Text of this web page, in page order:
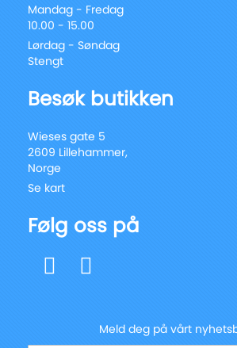
Mandag - Fredag
10.00 - 15.00
Lørdag - Søndag
Stengt
Besøk butikken
Wieses gate 5
2609 Lillehammer,
Norge
Se kart
Følg oss på
Meld deg på vårt